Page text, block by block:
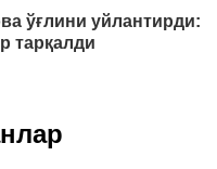
ўғлини уйлантирди:
тарқалди